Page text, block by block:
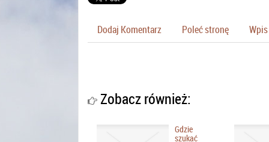
Dodaj Komentarz Poleć stronę
Zobacz również:
Gdzie
szukać